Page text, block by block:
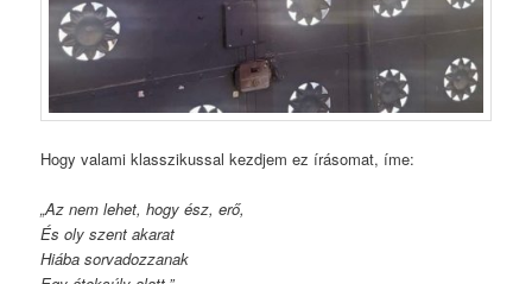
Hogy valami klasszikussal kezdjem ez írásomat, íme:
„Az nem lehet, hogy ész, erő,
És oly szent akarat
Hiába sorvadozzanak